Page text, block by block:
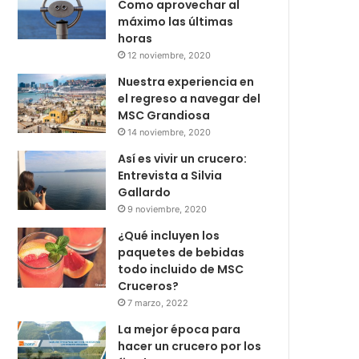
Como aprovechar al
máximo las últimas
horas
12 noviembre, 2020
Nuestra experiencia en
el regreso a navegar del
MSC Grandiosa
14 noviembre, 2020
Así es vivir un crucero:
Entrevista a Silvia
Gallardo
9 noviembre, 2020
¿Qué incluyen los
paquetes de bebidas
todo incluido de MSC
Cruceros?
7 marzo, 2022
La mejor época para
hacer un crucero por los